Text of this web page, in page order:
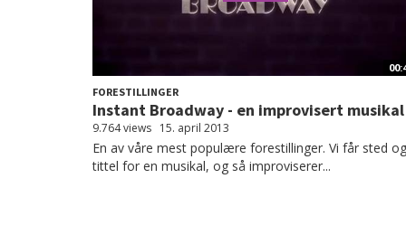
FORESTILLINGER
Instant Broadway - en improvisert musikal
9.764 views 15. april 2013
En av våre mest populære forestillinger. Vi får sted og
tittel for en musikal, og så improviserer...